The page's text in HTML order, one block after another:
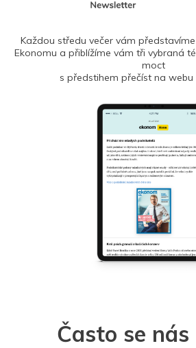
Každou středu večer vám
Ekonomu a přiblížíme vám tři vybraná
moct
s předstihem přečíst na webu
Často se